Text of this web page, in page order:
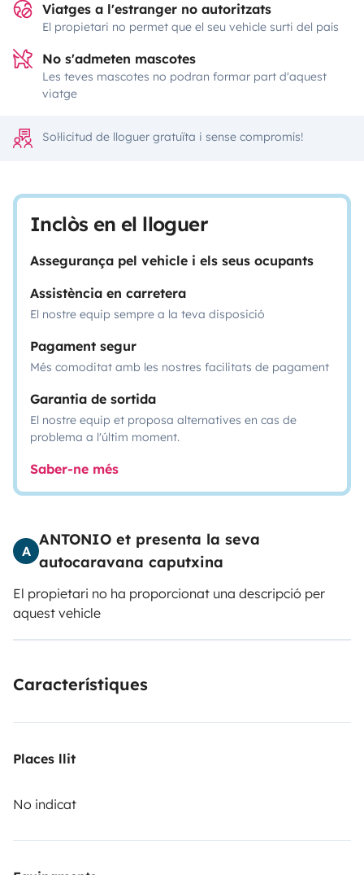
Viatges a l'estranger no autoritzats
El propietari no permet que el seu vehicle surti del país
No s'admeten mascotes
Les teves mascotes no podran formar part d'aquest
viatge
Sol·licitud de lloguer gratuïta i sense compromís!
Inclòs en el lloguer
Assegurança pel vehicle i els seus ocupants
Assistència en carretera
El nostre equip sempre a la teva disposició
Pagament segur
Més comoditat amb les nostres facilitats de pagament
Garantia de sortida
El nostre equip et proposa alternatives en cas de
problema a l'últim moment.
Saber-ne més
A
ANTONIO et presenta la seva
autocaravana caputxina
El propietari no ha proporcionat una descripció per
aquest vehicle
Característiques
Places llit
No indicat